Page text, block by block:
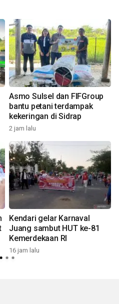
Asmo Sulsel dan FIFGroup
bantu petani terdampak
kekeringan di Sidrap
2 jam lalu
Kendari gelar Karnaval
Juang sambut HUT ke-81
Kemerdekaan RI
16 jam lalu